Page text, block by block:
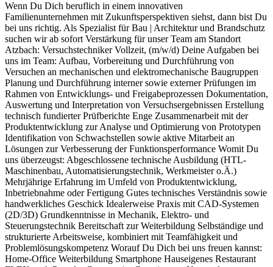
Wenn Du Dich beruflich in einem innovativen
Familienunternehmen mit Zukunftsperspektiven siehst, dann bist Du
bei uns richtig. Als Spezialist für Bau | Architektur und Brandschutz
suchen wir ab sofort Verstärkung für unser Team am Standort
Atzbach: Versuchstechniker Vollzeit, (m/w/d) Deine Aufgaben bei
uns im Team: Aufbau, Vorbereitung und Durchführung von
Versuchen an mechanischen und elektromechanische Baugruppen
Planung und Durchführung interner sowie externer Prüfungen im
Rahmen von Entwicklungs- und Freigabeprozessen Dokumentation,
Auswertung und Interpretation von Versuchsergebnissen Erstellung
technisch fundierter Prüfberichte Enge Zusammenarbeit mit der
Produktentwicklung zur Analyse und Optimierung von Prototypen
Identifikation von Schwachstellen sowie aktive Mitarbeit an
Lösungen zur Verbesserung der Funktionsperformance Womit Du
uns überzeugst: Abgeschlossene technische Ausbildung (HTL-
Maschinenbau, Automatisierungstechnik, Werkmeister o.Ä.)
Mehrjährige Erfahrung im Umfeld von Produktentwicklung,
Inbetriebnahme oder Fertigung Gutes technisches Verständnis sowie
handwerkliches Geschick Idealerweise Praxis mit CAD-Systemen
(2D/3D) Grundkenntnisse in Mechanik, Elektro- und
Steuerungstechnik Bereitschaft zur Weiterbildung Selbständige und
strukturierte Arbeitsweise, kombiniert mit Teamfähigkeit und
Problemlösungskompetenz Worauf Du Dich bei uns freuen kannst:
Home-Office Weiterbildung Smartphone Hauseigenes Restaurant